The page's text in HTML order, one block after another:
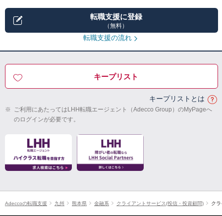
転職支援に登録
（無料）
転職支援の流れ
キープリスト
キープリストとは
※ ご利用にあたってはLHH転職エージェント（Adecco Group）のMyPageへ
のログインが必要です。
Adeccoの転職支援 九州 熊本県 金融系 クライアントサービス(投信・投資顧問) ク